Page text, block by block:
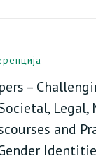
–
Legal,
and